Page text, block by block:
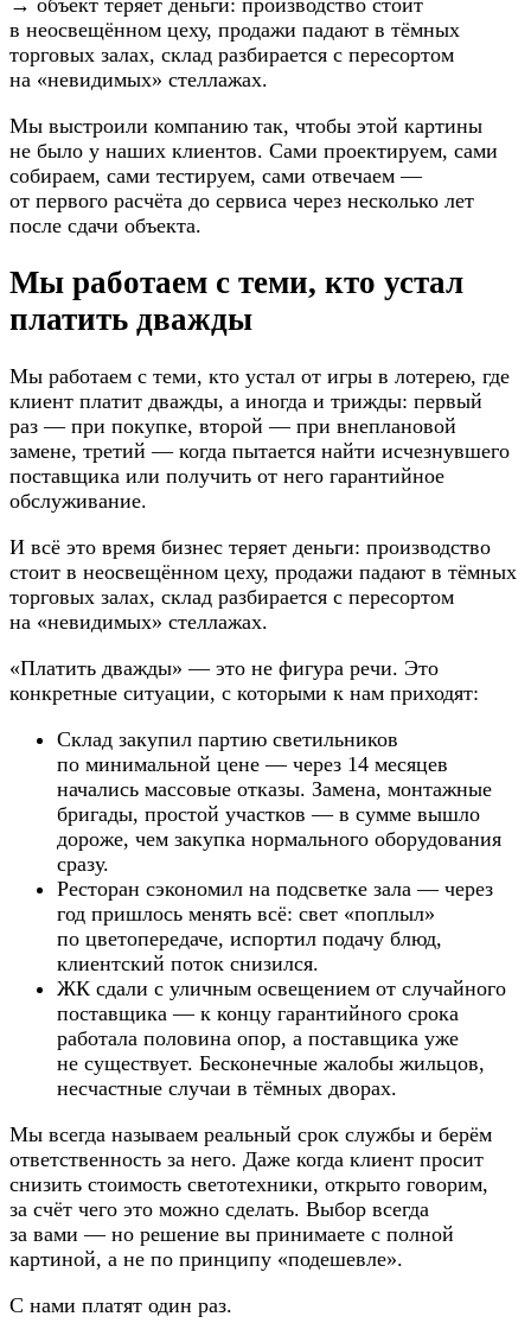
в неосвещённом цеху, продажи падают в тёмных
торговых залах, склад разбирается с пересортом
на «невидимых» стеллажах.
Мы выстроили компанию так, чтобы этой картины
не было у наших клиентов. Сами проектируем, сами
собираем, сами тестируем, сами отвечаем —
от первого расчёта до сервиса через несколько лет
после сдачи объекта.
Мы работаем с теми, кто устал
платить дважды
Мы работаем с теми, кто устал от игры в лотерею, где
клиент платит дважды, а иногда и трижды: первый
раз — при покупке, второй — при внеплановой
замене, третий — когда пытается найти исчезнувшего
поставщика или получить от него гарантийное
обслуживание.
И всё это время бизнес теряет деньги: производство
стоит в неосвещённом цеху, продажи падают в тёмных
торговых залах, склад разбирается с пересортом
на «невидимых» стеллажах.
«Платить дважды» — это не фигура речи. Это
конкретные ситуации, с которыми к нам приходят:
Склад закупил партию светильников
по минимальной цене — через 14 месяцев
начались массовые отказы. Замена, монтажные
бригады, простой участков — в сумме вышло
дороже, чем закупка нормального оборудования
сразу.
Ресторан сэкономил на подсветке зала — через
год пришлось менять всё: свет «поплыл»
по цветопередаче, испортил подачу блюд,
клиентский поток снизился.
ЖК сдали с уличным освещением от случайного
поставщика — к концу гарантийного срока
работала половина опор, а поставщика уже
не существует. Бесконечные жалобы жильцов,
несчастные случаи в тёмных дворах.
Мы всегда называем реальный срок службы и берём
ответственность за него. Даже когда клиент просит
снизить стоимость светотехники, открыто говорим,
за счёт чего это можно сделать. Выбор всегда
за вами — но решение вы принимаете с полной
картиной, а не по принципу «подешевле».
С нами платят один раз.